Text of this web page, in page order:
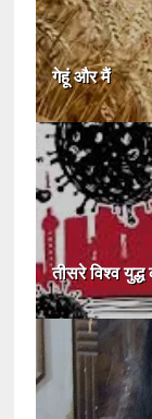
गेहूं और मैं
तीसरे विश्व